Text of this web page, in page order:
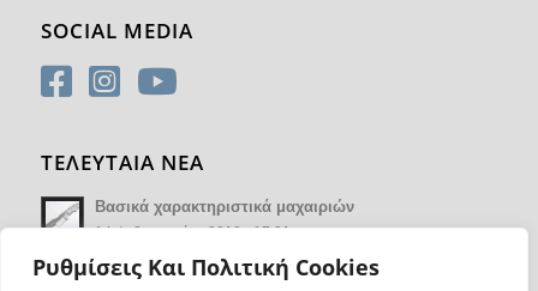
Ρυθμίσεις Και Πολιτική Cookies
SOCIAL MEDIA
ΤΕΛΕΥΤΑΙΑ ΝΕΑ
Βασικά χαρακτηριστικά μαχαιριών
14 Φεβρουαρίου 2018 - 17:21